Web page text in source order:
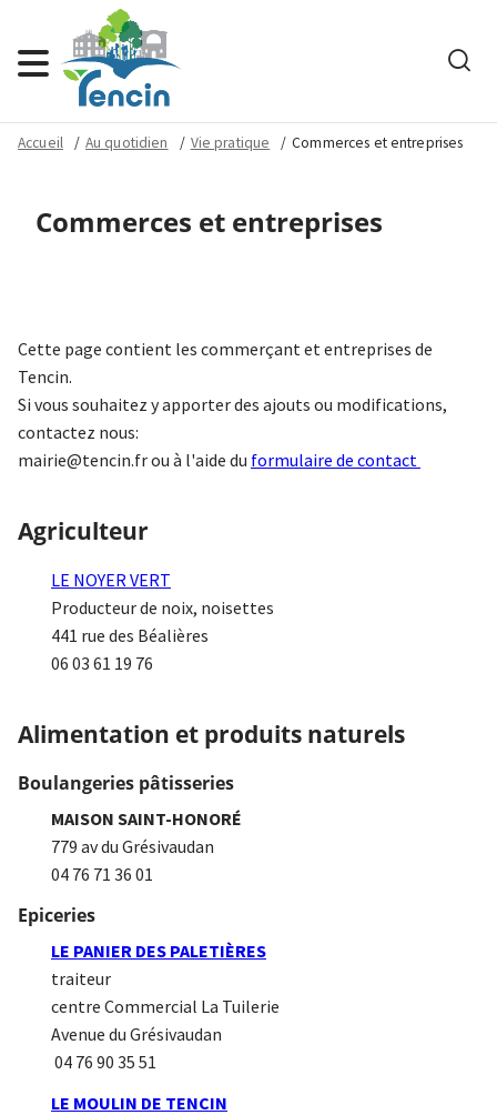
Menu
Accueil Au quotidien Vie pratique Commerces et entreprises
Commerces et entreprises
Cette page contient les commerçant et entreprises de
Tencin.
Si vous souhaitez y apporter des ajouts ou modifications,
contactez nous:
mairie@tencin.frou à l'aide du formulaire de contact
Agriculteur
LE NOYER VERT
Producteur de noix, noisettes
441 rue des Béalières
06 03 61 19 76
Alimentation et produits naturels
Boulangeries pâtisseries
MAISON SAINT-HONORÉ
779 av du Grésivaudan
04 76 71 36 01
Epiceries
LE PANIER DES PALETIÈRES
traiteur
centre Commercial La Tuilerie
Avenue du Grésivaudan
04 76 90 35 51
LE MOULIN DE TENCIN